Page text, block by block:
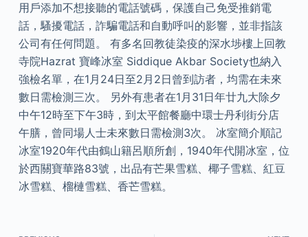
用戶添加不想接聽的電話號碼，保護自己免受推銷電
話，騷擾電話，詐騙電話和自動呼叫的影響，並非指該
公司有任何問題。 有多名回教徒染疫的深水埗樓上回教
寺院Hazrat 寶峰冰室 Siddique Akbar Society也納入
強檢名單，在1月24日至2月2日曾到訪者，均需在未來
數日需檢測三次。 另外有患者在1月31日年廿九大除夕
中午12時至下午3時，到太平館餐廳中環士丹利街分店
午膳，曾同場人士未來數日需檢測3次。 冰室簡介順記
冰室1920年代由鶴山籍呂順所創，1940年代開冰室，位
於西關寶華路83號，出品有芒果雪糕、椰子雪糕、紅豆
冰雪糕、榴槤雪糕、香芒雪糕。